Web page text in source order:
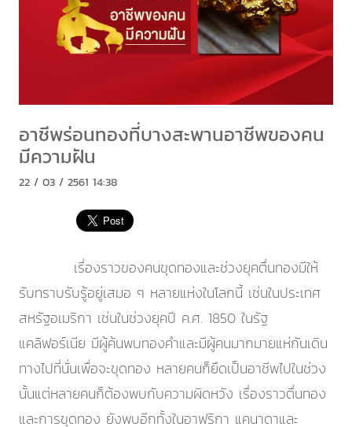
อาชีพร่อนทองที่บางสะพานอาชีพของคน
มีความฝัน
22 / 03 / 2561 14:38
เรื่องราวของคนขุดทองและช่วงยุคตื่นทองมีให้
รับทราบรับรู้อยู่เสมอ ๆ หลายแห่งในโลกนี้ เช่นในประเทศ
สหรัฐอเมริกา เช่นในช่วงยุคปี ค.ศ. 1850 ในรัฐ
แคลิฟอร์เนีย มีผู้ค้นพบทองคำและมีผู้คนมากมายแห่กันเดิน
ทางไปที่นั่นเพื่อจะขุดทอง หลายคนก็ยึดเป็นอาชีพไปในช่วง
นั้นแต่หลายคนก็ต้องพบกับความผิดหวัง เรื่องราวตื่นทอง
และการขุดทอง ยังพบอีกทั้งในอาฟริกา แคนาดาและ